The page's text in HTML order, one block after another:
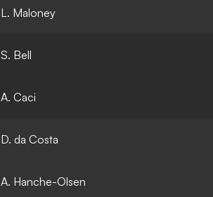
L. Maloney
S. Bell
A. Caci
D. da Costa
A. Hanche-Olsen